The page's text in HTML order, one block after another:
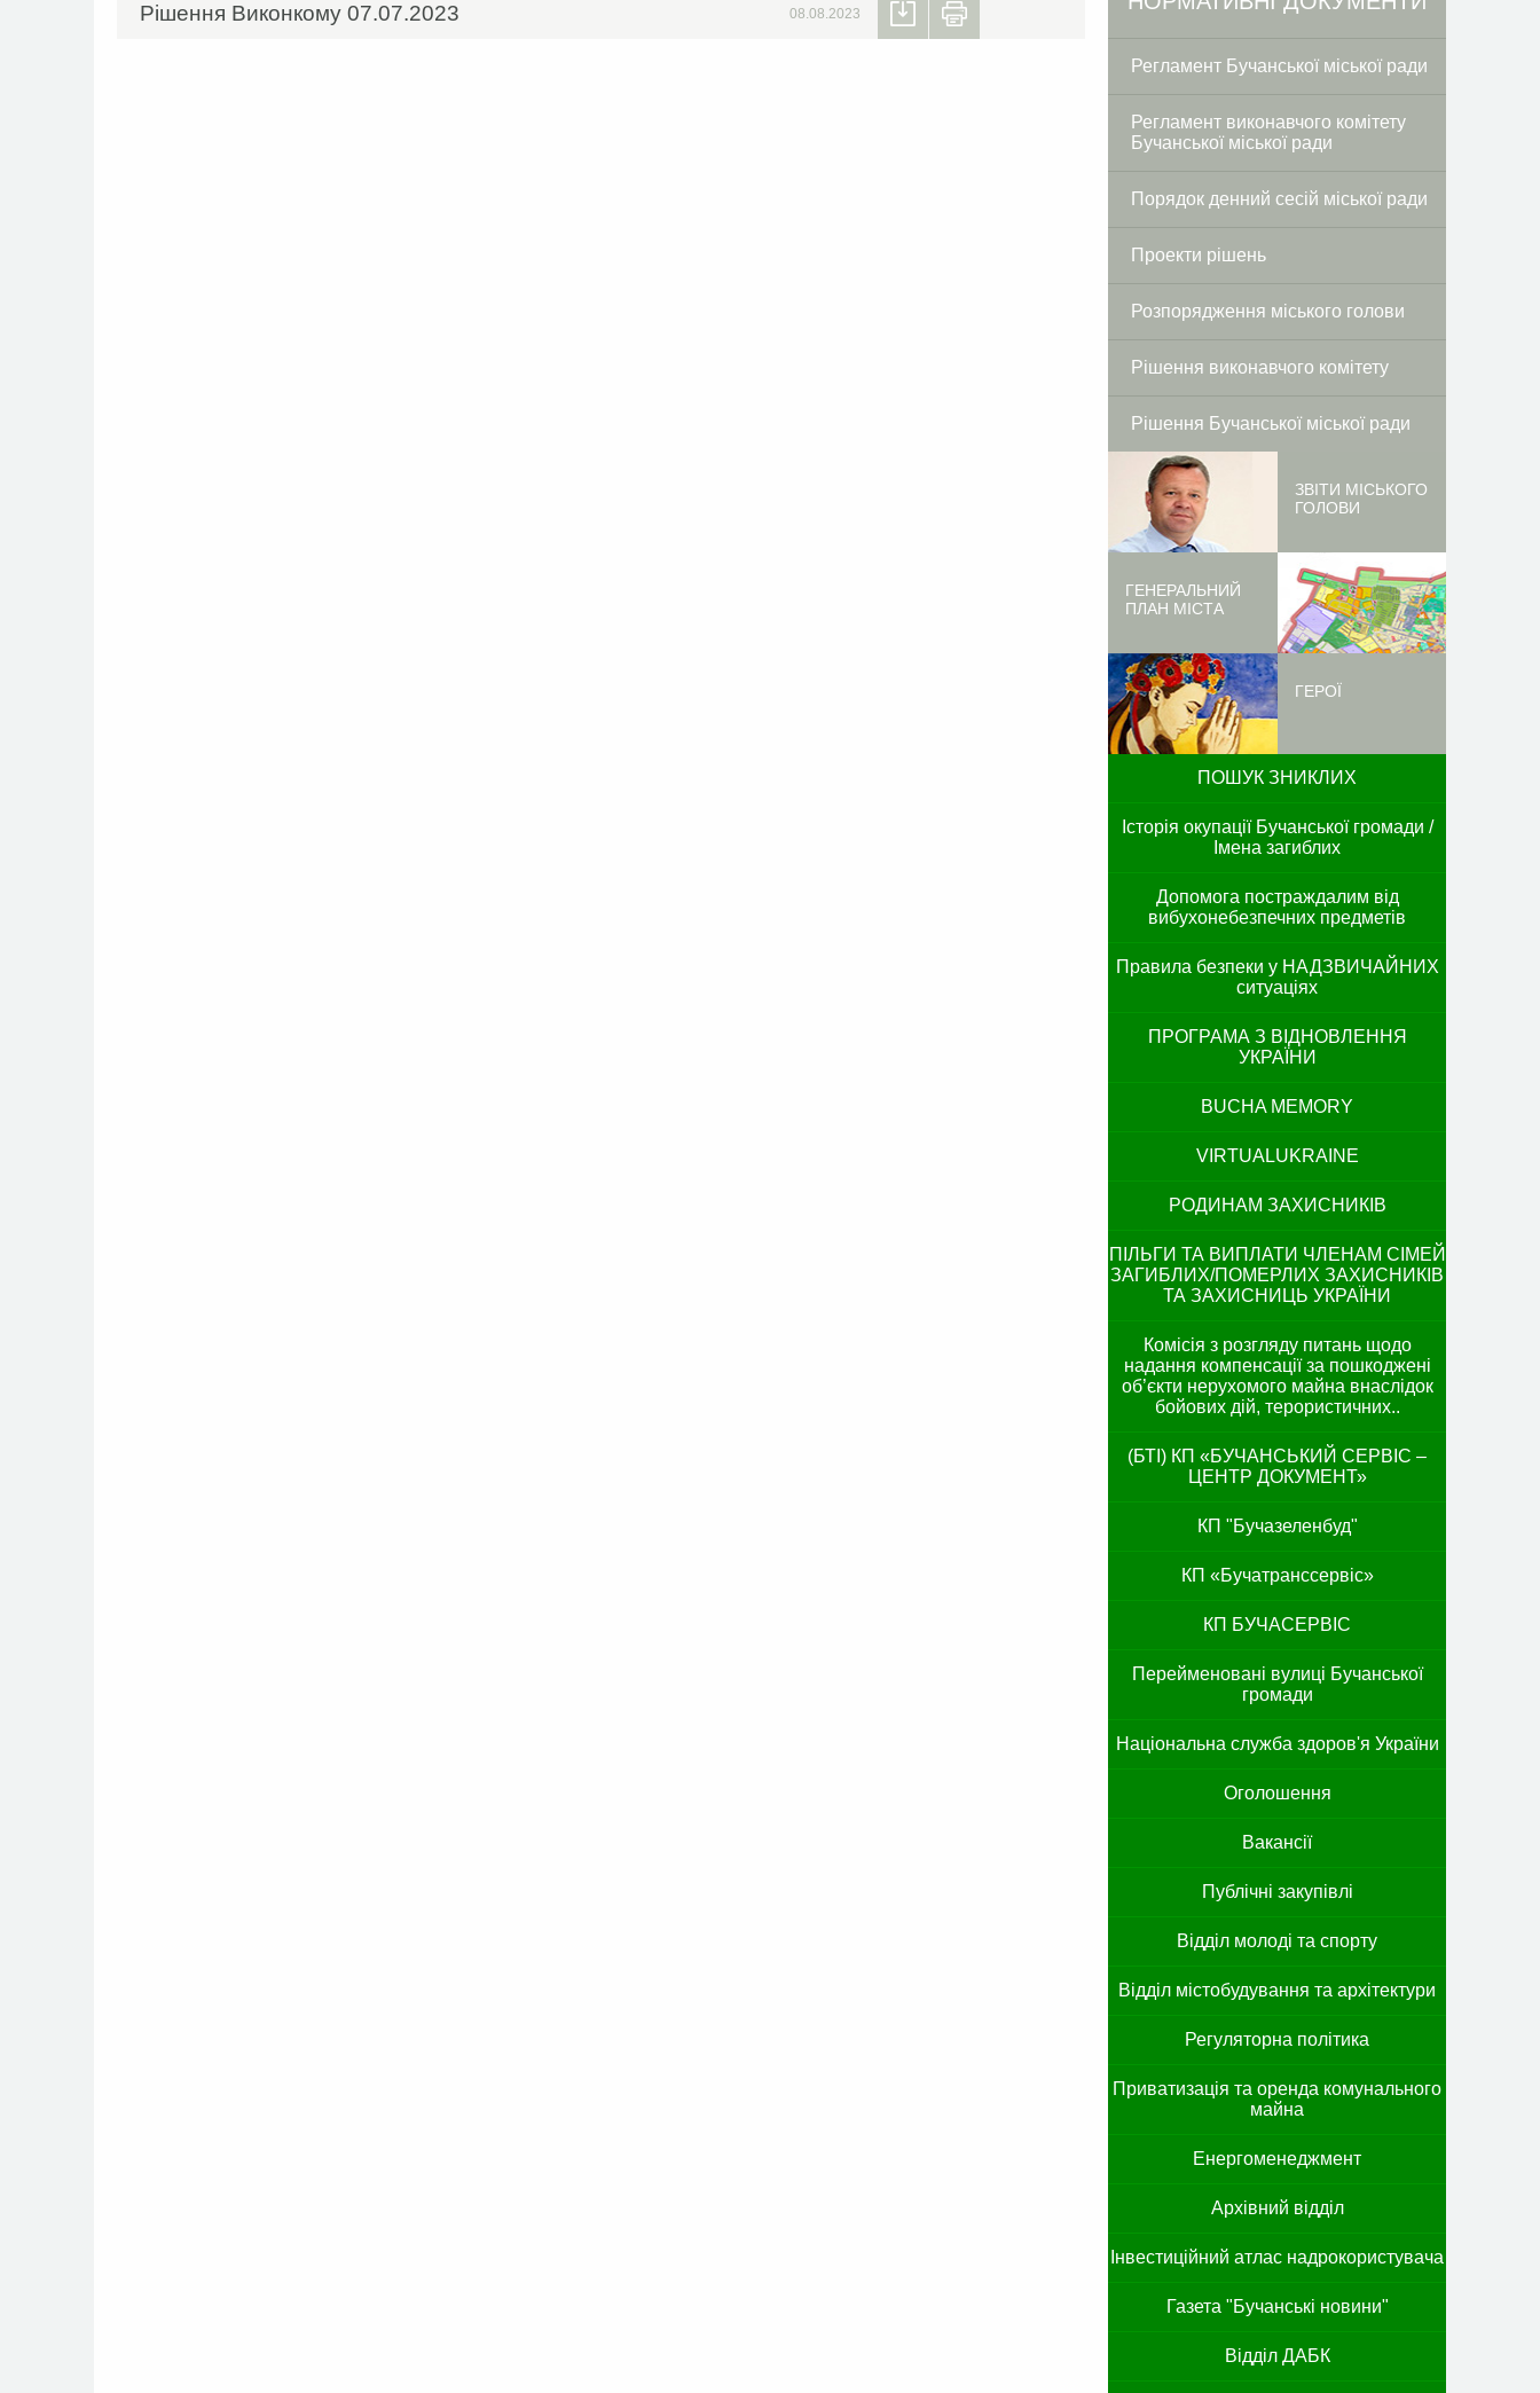
Рішення Виконкому 07.07.2023 08.08.2023
Регламент Бучанської міської ради
Регламент виконавчого комітету
Бучанської міської ради
Порядок денний сесій міської ради
Проекти рішень
Розпорядження міського голови
Рішення виконавчого комітету
Рішення Бучанської міської ради
ЗВІТИ МІСЬКОГО
ГОЛОВИ
ГЕНЕРАЛЬНИЙ
ПЛАН МІСТА
ГЕРОЇ
ПОШУК ЗНИКЛИХ
Історія окупації Бучанської громади /
Імена загиблих
Допомога постраждалим від
вибухонебезпечних предметів
Правила безпеки у НАДЗВИЧАЙНИХ
ситуаціях
ПРОГРАМА З ВІДНОВЛЕННЯ
УКРАЇНИ
BUCHA MEMORY
VIRTUALUKRAINE
РОДИНАМ ЗАХИСНИКІВ
ПІЛЬГИ ТА ВИПЛАТИ ЧЛЕНАМ СІМЕЙ
ЗАГИБЛИХ/ПОМЕРЛИХ ЗАХИСНИКІВ
ТА ЗАХИСНИЦЬ УКРАЇНИ
Комісія з розгляду питань щодо
надання компенсації за пошкоджені
об’єкти нерухомого майна внаслідок
бойових дій, терористичних..
(БТІ) КП «БУЧАНСЬКИЙ СЕРВІС –
ЦЕНТР ДОКУМЕНТ»
КП "Бучазеленбуд"
КП «Бучатранссервіс»
КП БУЧАСЕРВІС
Перейменовані вулиці Бучанської
громади
Національна служба здоров'я України
Оголошення
Вакансії
Публічні закупівлі
Відділ молоді та спорту
Відділ містобудування та архітектури
Регуляторна політика
Приватизація та оренда комунального
майна
Енергоменеджмент
Архівний відділ
Інвестиційний атлас надрокористувача
Газета "Бучанські новини"
Відділ ДАБК